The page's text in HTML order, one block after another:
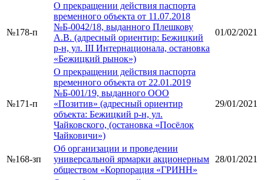
№178-п
О прекращении действия паспорта
временного объекта от 11.07.2018
№Б-0042/18, выданного Плешкову
А.В. (адресный ориентир: Бежицкий
р-н, ул. III Интернационала, остановка
«Бежицкий рынок»)
01/02/2021
№171-п
О прекращении действия паспорта
временного объекта от 22.01.2019
№Б-001/19, выданного ООО
«Позитив» (адресный ориентир
объекта: Бежицкий р-н, ул.
Чайковского, (остановка «Посёлок
Чайковичи»)
29/01/2021
№168-зп
Об организации и проведении
универсальной ярмарки акционерным
обществом «Корпорация «ГРИНН»
28/01/2021